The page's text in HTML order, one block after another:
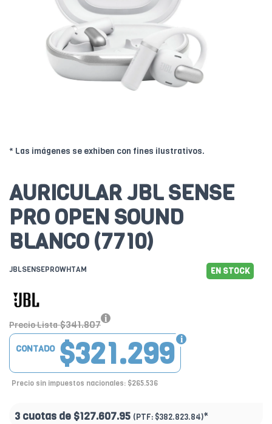
* Las imágenes se exhiben con fines ilustrativos.
AURICULAR JBL SENSE
PRO OPEN SOUND
BLANCO (7710)
JBLSENSEPROWHTAM EN STOCK
Precio Lista $341.807
$321.299
CONTADO
Precio sin impuestos nacionales: $265.536
3 cuotas de $127.607.95 (PTF: $382.823.84)*